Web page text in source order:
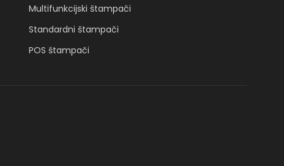
Multifunkcijski štampači
Standardni štampači
POS štampači